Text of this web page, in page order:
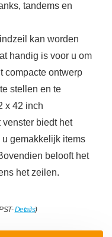
tandems en
kan worden
handig is voor u om
compacte ontwerp
stellen en te
x 42 inch
biedt het
gemakkelijk items
belooft het
het zeilen.
Details)